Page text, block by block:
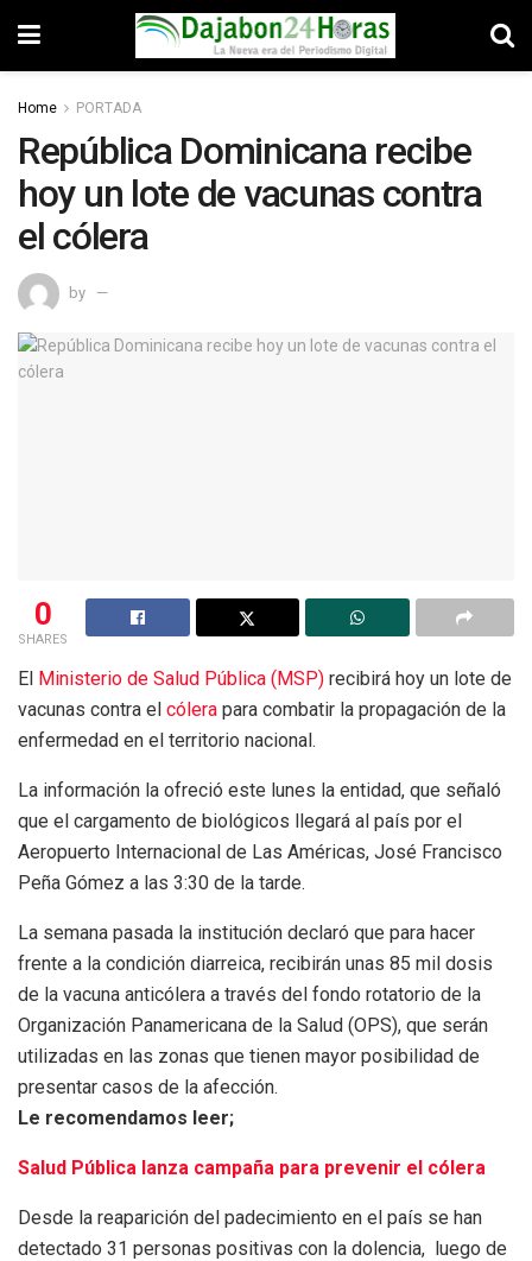
Home PORTADA
República Dominicana recibe
hoy un lote de vacunas contra
el cólera
by
0
SHARES
El Ministerio de Salud Pública (MSP) recibirá hoy un lote de
vacunas contra el cólera para combatir la propagación de la
enfermedad en el territorio nacional.
La información la ofreció este lunes la entidad, que señaló
que el cargamento de biológicos llegará al país por el
Aeropuerto Internacional de Las Américas, José Francisco
Peña Gómez a las 3:30 de la tarde.
La semana pasada la institución declaró que para hacer
frente a la condición diarreica, recibirán unas 85 mil dosis
de la vacuna anticólera a través del fondo rotatorio de la
Organización Panamericana de la Salud (OPS), que serán
utilizadas en las zonas que tienen mayor posibilidad de
presentar casos de la afección.
Le recomendamos leer;
Salud Pública lanza campaña para prevenir el cólera
Desde la reaparición del padecimiento en el país se han
detectado 31 personas positivas con la dolencia, luego de